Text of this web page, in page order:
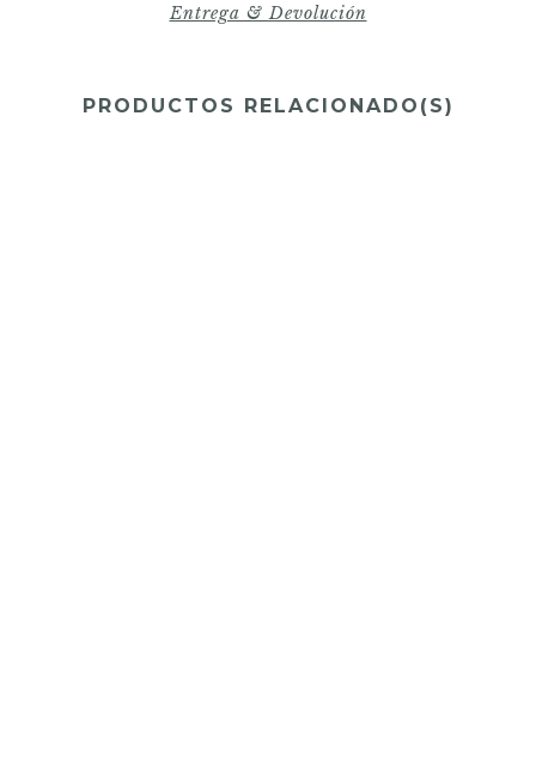
Entrega & Devolución
PRODUCTOS RELACIONADO(S)